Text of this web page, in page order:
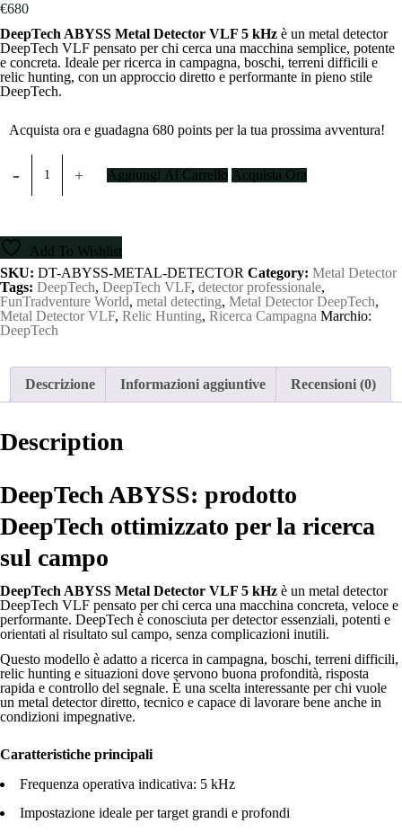
€680
DeepTech ABYSS Metal Detector VLF 5 kHz è un metal detector
DeepTech VLF pensato per chi cerca una macchina semplice, potente
e concreta. Ideale per ricerca in campagna, boschi, terreni difficili e
relic hunting, con un approccio diretto e performante in pieno stile
DeepTech.
Acquista ora e guadagna 680 points per la tua prossima avventura!
ABYSS
kHz
quantity
Aggiungi Al Carrello Acquista Ora
Add To Wishlist
SKU: DT-ABYSS-METAL-DETECTOR Category: Metal Detector
Tags: DeepTech, DeepTech VLF, detector professionale,
FunTradventure World, metal detecting, Metal Detector DeepTech,
Metal Detector VLF, Relic Hunting, Ricerca Campagna Marchio:
DeepTech
Descrizione Informazioni aggiuntive Recensioni (0)
Description
DeepTech ABYSS: prodotto
DeepTech ottimizzato per la ricerca
sul campo
DeepTech ABYSS Metal Detector VLF 5 kHz è un metal detector
DeepTech VLF pensato per chi cerca una macchina concreta, veloce e
performante. DeepTech è conosciuta per detector essenziali, potenti e
orientati al risultato sul campo, senza complicazioni inutili.
Questo modello è adatto a ricerca in campagna, boschi, terreni difficili,
relic hunting e situazioni dove servono buona profondità, risposta
rapida e controllo del segnale. È una scelta interessante per chi vuole
un metal detector diretto, tecnico e capace di lavorare bene anche in
condizioni impegnative.
Caratteristiche principali
Frequenza operativa indicativa: 5 kHz
Impostazione ideale per target grandi e profondi